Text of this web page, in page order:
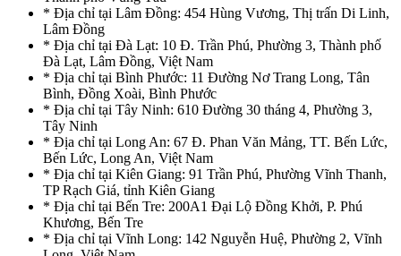
* Địa chỉ tại Lâm Đồng: 454 Hùng Vương, Thị trấn Di Linh,
Lâm Đồng
* Địa chỉ tại Đà Lạt: 10 Đ. Trần Phú, Phường 3, Thành phố
Đà Lạt, Lâm Đồng, Việt Nam
* Địa chỉ tại Bình Phước: 11 Đường Nơ Trang Long, Tân
Bình, Đồng Xoài, Bình Phước
* Địa chỉ tại Tây Ninh: 610 Đường 30 tháng 4, Phường 3,
Tây Ninh
* Địa chỉ tại Long An: 67 Đ. Phan Văn Mảng, TT. Bến Lức,
Bến Lức, Long An, Việt Nam
* Địa chỉ tại Kiên Giang: 91 Trần Phú, Phường Vĩnh Thanh,
TP Rạch Giá, tỉnh Kiên Giang
* Địa chỉ tại Bến Tre: 200A1 Đại Lộ Đồng Khởi, P. Phú
Khương, Bến Tre
* Địa chỉ tại Vĩnh Long: 142 Nguyễn Huệ, Phường 2, Vĩnh